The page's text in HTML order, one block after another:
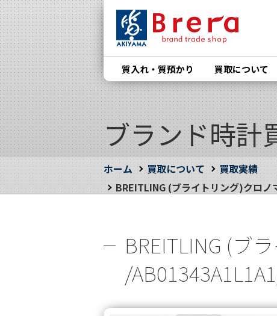
質入れ・質預かり 買取について
ブランド時計
ホーム 買取について
買取実績
BREITLING (ブライトリング)クロ
BREITLING (ブ
/